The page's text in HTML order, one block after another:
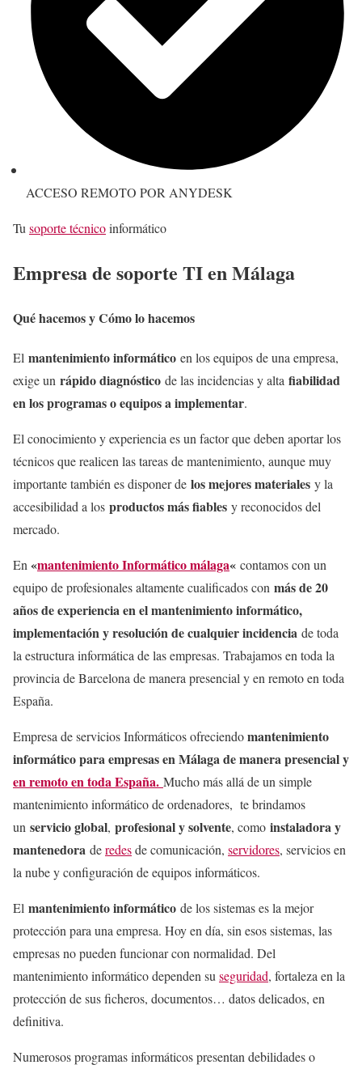
ACCESO REMOTO POR ANYDESK
Tu soporte técnicoinformático
Empresa de soporte TI en Málaga
Qué hacemos y Cómo lo hacemos
El mantenimiento informático en los equipos de una empresa,
exige un rápido diagnóstico de las incidencias y alta fiabilidad
en los programas o equipos a implementar.
El conocimiento y experiencia es un factor que deben aportar los
técnicos que realicen las tareas de mantenimiento, aunque muy
importante también es disponer de los mejores materiales y la
accesibilidad a los productos más fiables y reconocidos del
mercado.
En«mantenimiento Informático málaga« contamos con un
equipo de profesionales altamente cualificados con más de 20
años de experiencia en el mantenimiento informático,
implementación y resolución de cualquier incidencia de toda
la estructura informática de las empresas. Trabajamos en toda la
provincia de Barcelona de manera presencial y en remoto en toda
España.
Empresa de servicios Informáticos ofreciendomantenimiento
informático para empresas en Málaga de manera presencial y
en remoto en toda España. Mucho más allá de un simple
mantenimiento informático de ordenadores, te brindamos
un servicio global, profesional y solvente, como instaladora y
mantenedora deredesde comunicación, servidores, servicios en
la nube y configuración de equipos informáticos.
El mantenimiento informático de los sistemas es la mejor
protección para una empresa. Hoy en día, sin esos sistemas, las
empresas no pueden funcionar con normalidad. Del
mantenimiento informático dependen suseguridad, fortaleza en la
protección de sus ficheros, documentos… datos delicados, en
definitiva.
Numerosos programas informáticos presentan debilidades o